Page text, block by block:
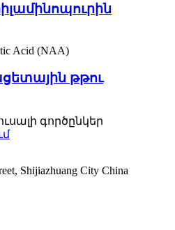
թթու
գործընկեր
Shijiazhuang City China